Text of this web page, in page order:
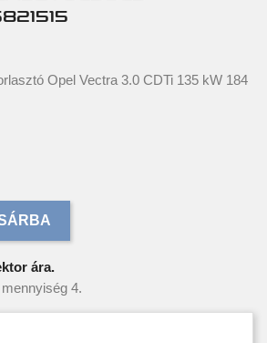
Opel Vectra 3.0 CDTi 135 kW 184
ára.
4.